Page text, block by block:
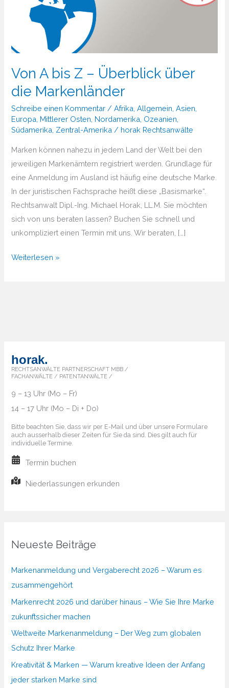
Von A bis Z – Überblick über
die Markenländer
Schreibe einen Kommentar /Afrika ,Allgemein ,Asien
Europa Mittlerer Osten Nordamerika Ozeanien
Südamerika Zentral-Amerika / horak Rechtsanwälte
Marken können nahezu in jedem Land der Welt bei den
jeweiligen Markenämtern registriert werden. Grundlage für
eine Anmeldung im Ausland ist häufig eine deutsche Marke.
In der juristischen Fachsprache heißt diese „Basismarke“.
Rechtsanwalt Dipl.-Ing. Michael Horak, LL.M. Sie möchten
sich von uns beraten lassen? Buchen Sie schnell und
unkompliziert einen Termin mit uns. Wir beraten, […]
Von
die
Markenländer
Weiterlesen »
horak.
RECHTSANWÄLTE PARTNERSCHAFT MBB /
FACHANWÄLTE / PATENTANWÄLTE /
9 – 13 Uhr (Mo – Fr)
14 – 17 Uhr (Mo – Di + Do)
Bitte beachten Sie, dass wir per E-Mail und über unsere Formulare
auch ausserhalb dieser Zeiten für Sie da sind. Dies gilt auch für
individuelle Termine.
Termin buchen
Niederlassungen erkunden
Neueste Beiträge
Markenanmeldung und Vergaberecht 2026 – Warum es
zusammengehört
Markenrecht 2026 und darüber hinaus – Wie Sie Ihre Marke
zukunftssicher machen
Weltweite Markenanmeldung – Der Weg zum globalen
Schutz Ihrer Marke
Kreativität & Marken — Warum kreative Ideen der Anfang
jeder starken Marke sind